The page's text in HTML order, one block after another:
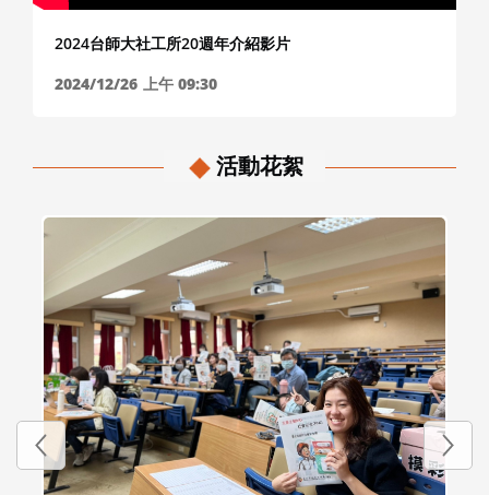
活動花絮
2024台師大社工所20週年介紹影片
2024/12/26 上午 09:30